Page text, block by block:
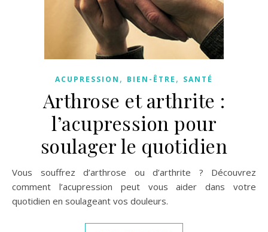
ACUPRESSION , BIEN-ÊTRE , SANTÉ
Arthrose et arthrite :
l’acupression pour
soulager le quotidien
Vous souffrez d’arthrose ou d’arthrite ? Découvrez
comment l’acupression peut vous aider dans votre
quotidien en soulageant vos douleurs.